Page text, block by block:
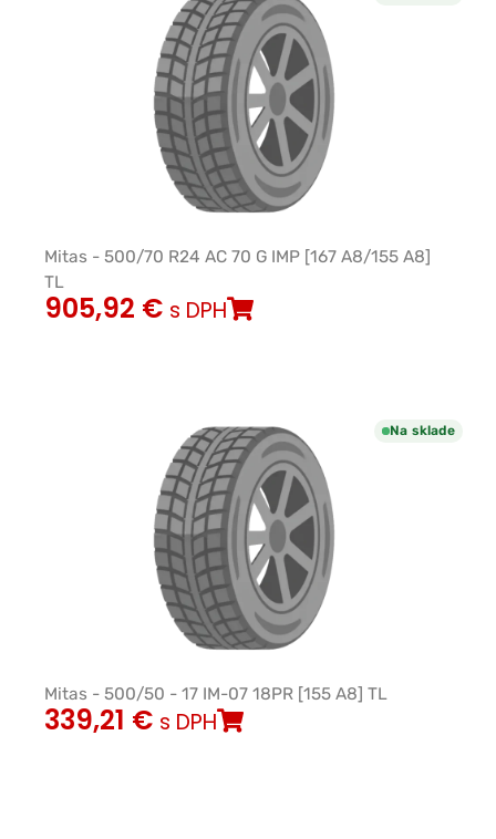
Mitas - 500/70 R24 AC 70 G IMP [167 A8/155 A8]
TL
905,92 € s DPH
Na sklade
Mitas - 500/50 - 17 IM-07 18PR [155 A8] TL
339,21 € s DPH